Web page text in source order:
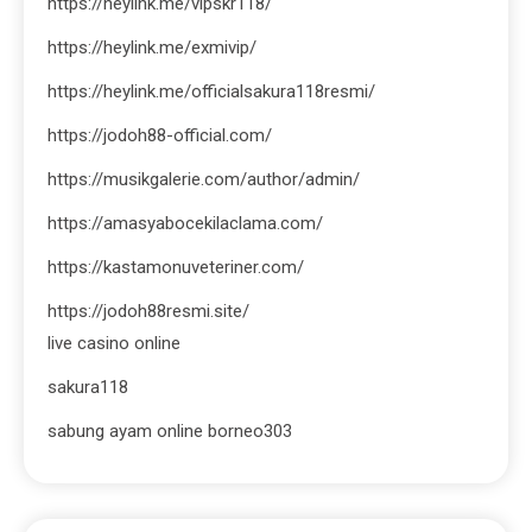
https://heylink.me/exmivip/
https://heylink.me/officialsakura118resmi/
https://jodoh88-official.com/
https://musikgalerie.com/author/admin/
https://amasyabocekilaclama.com/
https://kastamonuveteriner.com/
https://jodoh88resmi.site/
live casino online
sakura118
sabung ayam online borneo303